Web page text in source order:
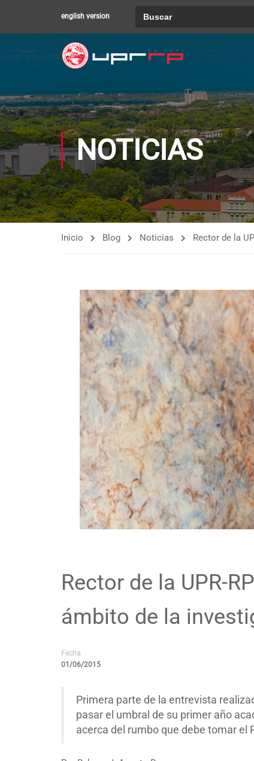
english version
NOTICIAS
Inicio Blog Noticias Rector de la
Rector de la UPR-
ámbito de la
Fecha
01/06/2015
Primera parte de la entrevista
pasar el umbral de su primer año
acerca del rumbo que debe tomar el